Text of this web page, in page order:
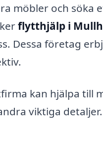
möbler och söka
flytthjälp i
Dessa företag
kan hjälpa till
viktiga